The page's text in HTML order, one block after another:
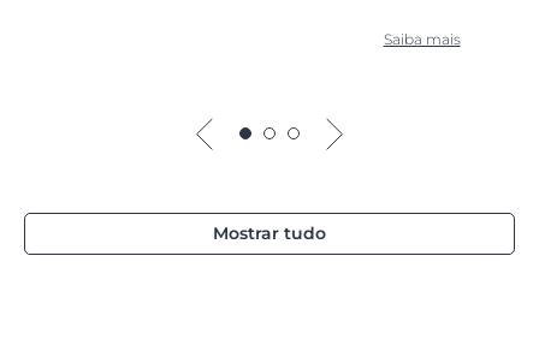
Saiba mais
Mostrar tudo